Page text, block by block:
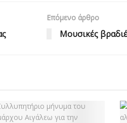
Επόμενο άρθρο
Μουσικές